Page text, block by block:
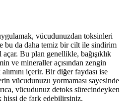
vücudunuzdan toksinleri
bu da daha temiz bir cilt ile sindirim
Bu plan genellikle, bağışıklık
ve mineraller açısından zengin
içerir. Bir diğer faydası ise
vücudunuzu yormaması sayesinde
vücudunuz detoks sürecindeyken
de fark edebilirsiniz.